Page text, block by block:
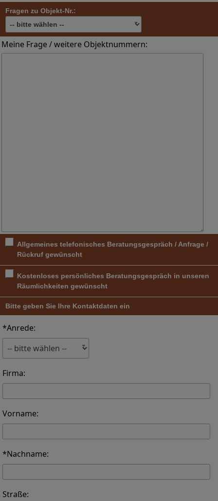
Fragen zu Objekt-Nr.:
Meine Frage / weitere Objektnummern:
Allgemeines telefonisches Beratungsgespräch / Anfrage /
Rückruf gewünscht
Kostenloses persönliches Beratungsgespräch in unseren
Räumlichkeiten gewünscht
Bitte geben Sie Ihre Kontaktdaten ein
*Anrede:
Firma:
Vorname:
*Nachname:
Straße: